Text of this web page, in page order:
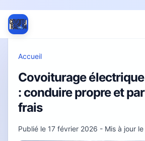
Accueil
Covoiturage
: conduire propre et
frais
Publié le 17 février 2026 - Mis à jour le